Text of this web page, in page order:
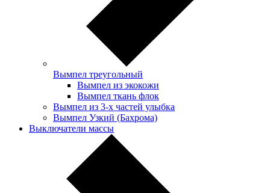
Вымпел треугольный
Вымпел из экокожи
Вымпел ткань флок
Вымпел из 3-х частей улыбка
Вымпел Узкий (Бахрома)
Выключатели массы